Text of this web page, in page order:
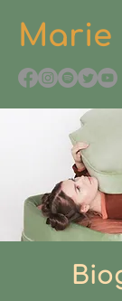
Marie